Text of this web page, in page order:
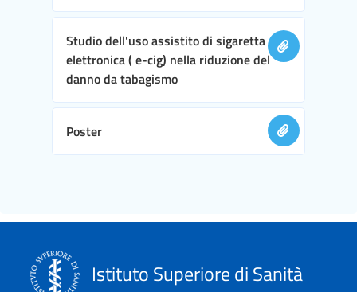
Studio dell'uso assistito di sigaretta
elettronica ( e-cig) nella riduzione del
danno da tabagismo
Poster
Istituto Superiore di Sanità